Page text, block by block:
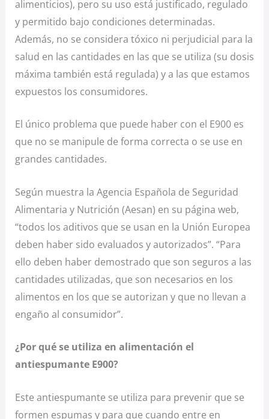
alimenticios), pero su uso está justificado, regulado
y permitido bajo condiciones determinadas.
Además, no se considera tóxico ni perjudicial para la
salud en las cantidades en las que se utiliza (su dosis
máxima también está regulada) y a las que estamos
expuestos los consumidores.
El único problema que puede haber con el E900 es
que no se manipule de forma correcta o se use en
grandes cantidades.
Según muestra la Agencia Española de Seguridad
Alimentaria y Nutrición (Aesan) en su página web,
“todos los aditivos que se usan en la Unión Europea
deben haber sido evaluados y autorizados”. “Para
ello deben haber demostrado que son seguros a las
cantidades utilizadas, que son necesarios en los
alimentos en los que se autorizan y que no llevan a
engaño al consumidor”.
¿Por qué se utiliza en alimentación el
antiespumante E900?
Este antiespumante se utiliza para prevenir que se
formen espumas y para que cuando entre en